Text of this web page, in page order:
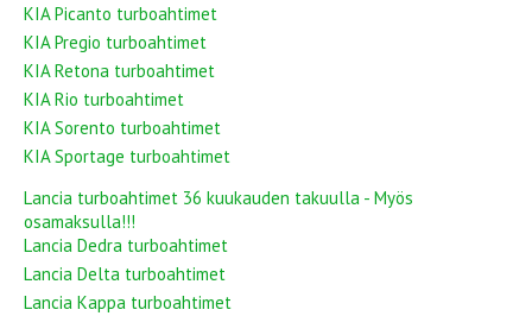
KIA Picanto turboahtimet
KIA Pregio turboahtimet
KIA Retona turboahtimet
KIA Rio turboahtimet
KIA Sorento turboahtimet
KIA Sportage turboahtimet
Lancia turboahtimet 36 kuukauden takuulla - Myös
osamaksulla!!!
Lancia Dedra turboahtimet
Lancia Delta turboahtimet
Lancia Kappa turboahtimet